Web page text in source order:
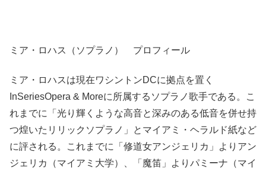
ミア・ロハス（ソプラノ） プロフィール
ミア・ロハスは現在ワシントンDCに拠点を置く
InSeriesOpera & Moreに所属するソプラノ歌手である。こ
れまでに「光り輝くような高音と深みのある低音を併せ持
つ煌いたリリックソプラノ」とマイアミ・ヘラルド紙など
に評される。これまでに「修道女アンジェリカ」よりアン
ジェリカ（マイアミ大学）、「魔笛」よりパミーナ（マイ